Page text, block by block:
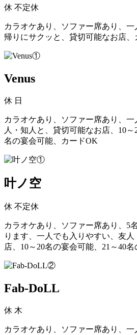
休 不定休
カラオケあり、ソファー席あり、
帰りにサクッと、貸切可能なお店、
Venus
休 日
カラオケあり、ソファー席あり、
人・知人と、貸切可能なお店、10
名の宴会可能、カードOK
叶ノ空
休 不定休
カラオケあり、ソファー席あり、5
ります、一人でも入りやすい、友
店、10～20名の宴会可能、21～40
Fab-DoLL
休 木
カラオケあり、ソファー席あり、